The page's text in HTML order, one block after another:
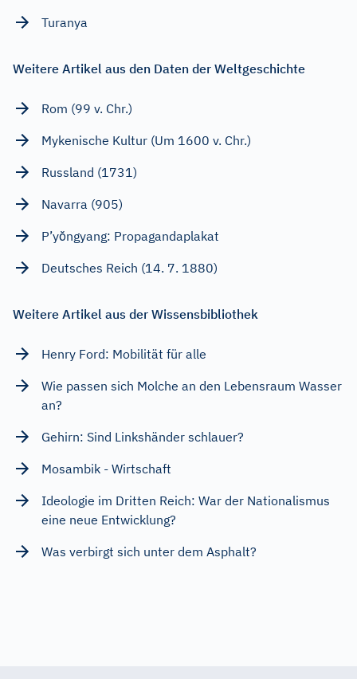
Turanya
Weitere Artikel aus den Daten der Weltgeschichte
Rom (99 v. Chr.)
Mykenische Kultur (Um 1600 v. Chr.)
Russland (1731)
Navarra (905)
P’yŏngyang: Propagandaplakat
Deutsches Reich (14. 7. 1880)
Weitere Artikel aus der Wissensbibliothek
Henry Ford: Mobilität für alle
Wie passen sich Molche an den Lebensraum Wasser
an?
Gehirn: Sind Linkshänder schlauer?
Mosambik - Wirtschaft
Ideologie im Dritten Reich: War der Nationalismus
eine neue Entwicklung?
Was verbirgt sich unter dem Asphalt?